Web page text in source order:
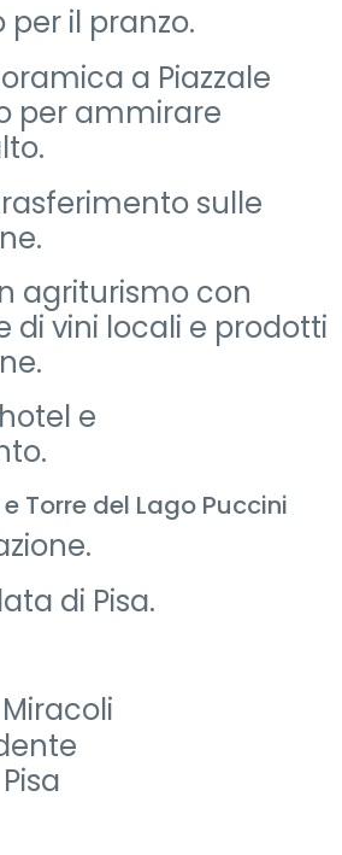
il pranzo.
a Piazzale
per ammirare
sulle
agriturismo con
di vini locali e prodotti
e
Torre del Lago Puccini
di Pisa.